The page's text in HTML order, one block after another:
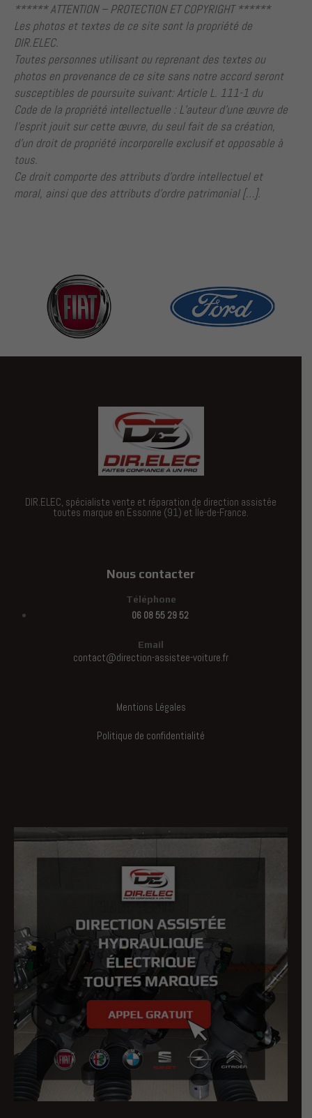
****** ATTENTION – PROTECTION ET COPYRIGHT ******
Les photos et textes de ce site sont la propriété de
DIR.ELEC.
Toutes personnes utilisant ou reprenant des textes ou
photos en provenance de ce site sans notre accord seront
susceptibles de poursuite suivant: Article L. 111-1 du
Code de la propriété intellectuelle : L’auteur d’une œuvre de
l’esprit jouit sur cette œuvre, du seul fait de sa création,
d’un droit de propriété incorporelle exclusif et opposable à
tous.
Ce droit comporte des attributs d’ordre intellectuel et
moral, ainsi que des attributs d’ordre patrimonial […].
DIR.ELEC, spécialiste vente et réparation de direction assistée
toutes marque en Essonne (91) et Île-de-France.
Nous contacter
Téléphone
06 08 55 29 52
Email
contact@direction-assistee-voiture.fr
Mentions Légales
Politique de confidentialité